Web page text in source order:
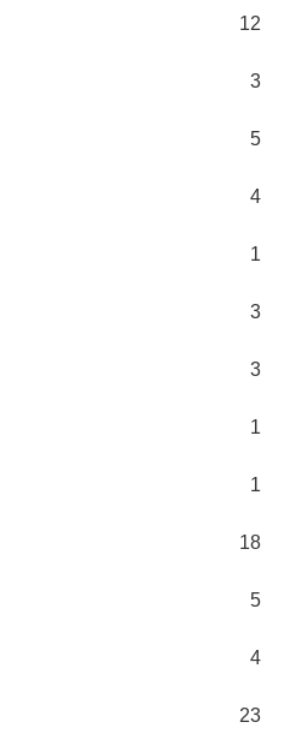
12
3
5
4
1
3
3
1
1
18
5
4
23